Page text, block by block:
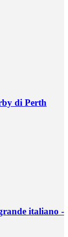
di Perth
italiano -